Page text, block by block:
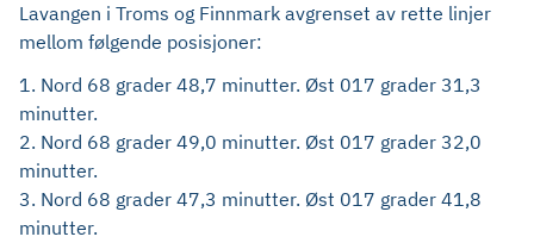
Lavangen i Troms og Finnmark avgrenset av rette linjer
mellom følgende posisjoner:
1. Nord 68 grader 48,7 minutter. Øst 017 grader 31,3
minutter.
2. Nord 68 grader 49,0 minutter. Øst 017 grader 32,0
minutter.
3. Nord 68 grader 47,3 minutter. Øst 017 grader 41,8
minutter.